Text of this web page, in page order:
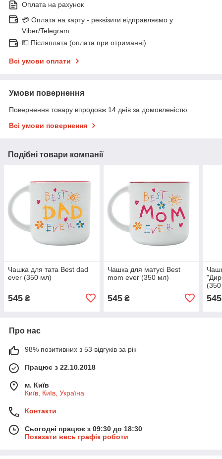
Оплата на рахунок
💳 Оплата на карту - реквізити відправляємо у
Viber/Telegram
💵 Післяплата (оплата при отриманні)
Всі умови оплати
Умови повернення
Повернення товару впродовж 14 днів за домовленістю
Всі умови повернення
Подібні товари компанії
Чашка для тата Best dad
ever (350 мл)
545 ₴
Чашка для матусі Best
mom ever (350 мл)
545₴ 545
Про нас
98% позитивних з 53 відгуків за рік
Працює з 22.10.2018
м. Київ
Київ, Київ, Україна
Контакти
Сьогодні працює з 09:30 до 18:30
Показати весь графік роботи